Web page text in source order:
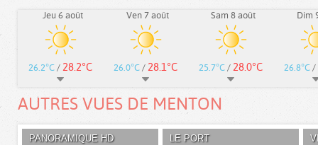
Jeu 6 août
26.2°C / 28.2°C
Ven 7 août
26.0°C / 28.1°C
Sam 8 août
25.7°C / 28.0°C
Dim
26.8°C /
AUTRES VUES DE MENTON
PANORAMIQUE HD LE PORT